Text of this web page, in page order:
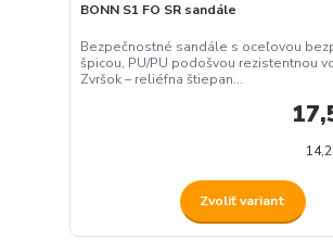
BONN S1 FO SR sandále
Bezpečnostné sandále s oceľovou
špicou, PU/PU podošvou rezistentnou
Zvršok – reliéfna štiepan...
Zvoliť variant